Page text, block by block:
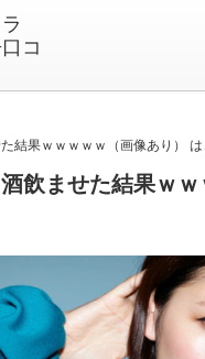
コ
結果ｗｗｗｗｗ（画像あり） は
飲ませた結果ｗ